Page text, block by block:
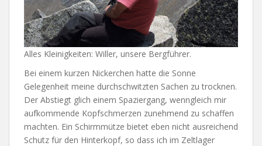
Alles Kleinigkeiten: Willer, unsere Bergführer.
Bei einem kurzen Nickerchen hatte die Sonne
Gelegenheit meine durchschwitzten Sachen zu trocknen.
Der Abstiegt glich einem Spaziergang, wenngleich mir
aufkommende Kopfschmerzen zunehmend zu schaffen
machten. Ein Schirmmütze bietet eben nicht ausreichend
Schutz für den Hinterkopf, so dass ich im Zeltlager